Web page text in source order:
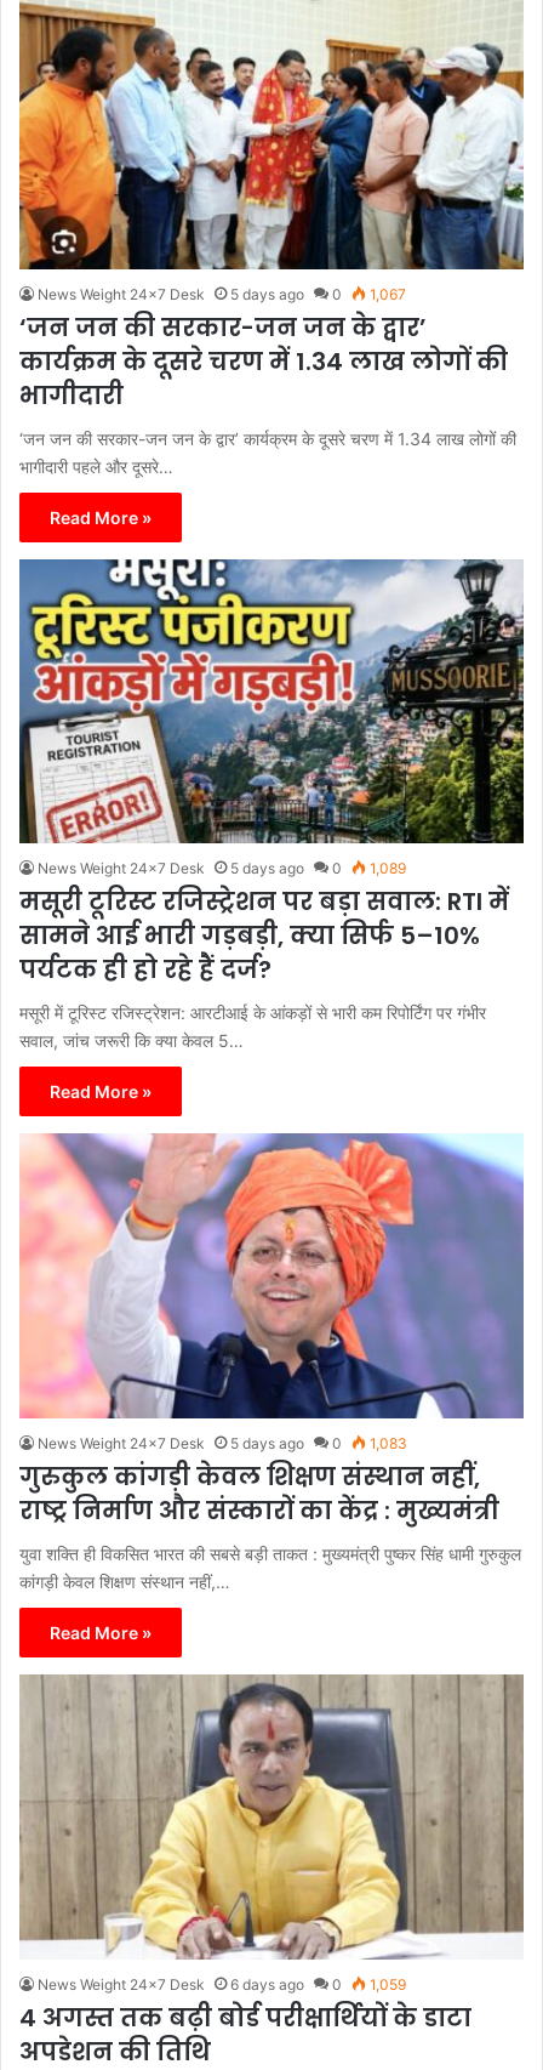
News Weight 24x7 Desk 5 days ago 0 1,067
‘जन जन की सरकार-जन जन के द्वार’
कार्यक्रम के दूसरे चरण में 1.34 लाख लोगों की
भागीदारी
‘जन जन की सरकार-जन जन के द्वार’ कार्यक्रम के दूसरे चरण में 1.34 लाख लोगों की
भागीदारी पहले और दूसरे…
Read More »
News Weight 24x7 Desk 5 days ago 0 1,089
मसूरी टूरिस्ट रजिस्ट्रेशन पर बड़ा सवाल: RTI में
सामने आई भारी गड़बड़ी, क्या सिर्फ 5–10%
पर्यटक ही हो रहे हैं दर्ज?
मसूरी में टूरिस्ट रजिस्ट्रेशन: आरटीआई के आंकड़ों से भारी कम रिपोर्टिंग पर गंभीर
सवाल, जांच जरूरी कि क्या केवल 5…
Read More »
News Weight 24x7 Desk 5 days ago 0 1,083
गुरुकुल कांगड़ी केवल शिक्षण संस्थान नहीं,
राष्ट्र निर्माण और संस्कारों का केंद्र : मुख्यमंत्री
युवा शक्ति ही विकसित भारत की सबसे बड़ी ताकत : मुख्यमंत्री पुष्कर सिंह धामी गुरुकुल
कांगड़ी केवल शिक्षण संस्थान नहीं,…
Read More »
News Weight 24x7 Desk 6 days ago 0 1,059
4 अगस्त तक बढ़ी बोर्ड परीक्षार्थियों के डाटा
अपडेशन की तिथि